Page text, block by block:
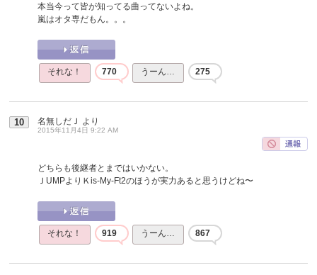
本当今って皆が知ってる曲ってないよね。
嵐はオタ専だもん。。。
それな！ 770 うーん… 275
10 名無しだＪ より
2015年11月4日 9:22 AM
どちらも後継者とまではいかない。
ＪUMPよりＫis-My-Ft2のほうが実力あると思うけどね〜
それな！ 919 うーん… 867